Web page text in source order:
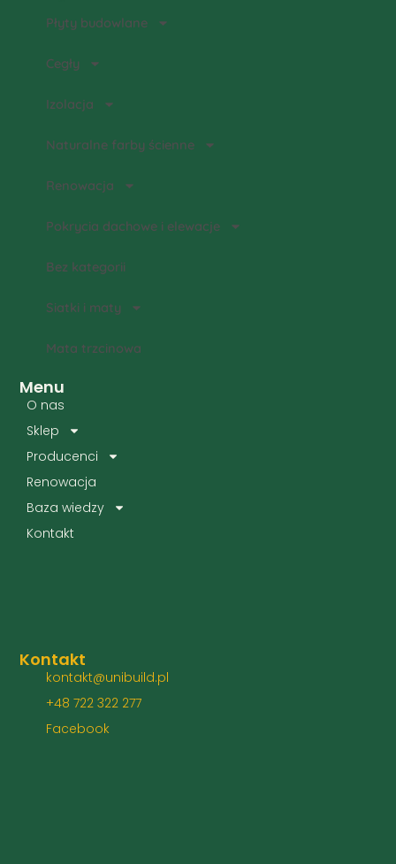
Menu
O nas
Sklep
Producenci
Renowacja
Baza wiedzy
Kontakt
Płyty budowlane
Cegły
Izolacja
Naturalne farby ścienne
Renowacja
Pokrycia dachowe i elewacje
Bez kategorii
Siatki i maty
Mata trzcinowa
Kontakt
kontakt@unibuild.pl
+48 722 322 277
Facebook